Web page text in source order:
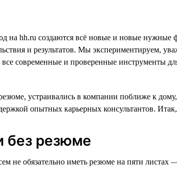
на hh.ru создаются всё новые и новые
и результатов. Мы экспериментируем,
современные и проверенные инструменты
устраивались в компании поближе к дому,
опытных карьерных консультантов. Итак,
без резюме
не обязательно иметь резюме на пяти